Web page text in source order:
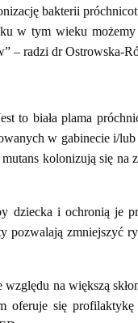
bakterii
w tym wieku
– radzi dr Ostrowska-
to biała plama
w gabinecie i/
kolonizują się
i ochronią je
zmniejszyć
na większą
oferuje się